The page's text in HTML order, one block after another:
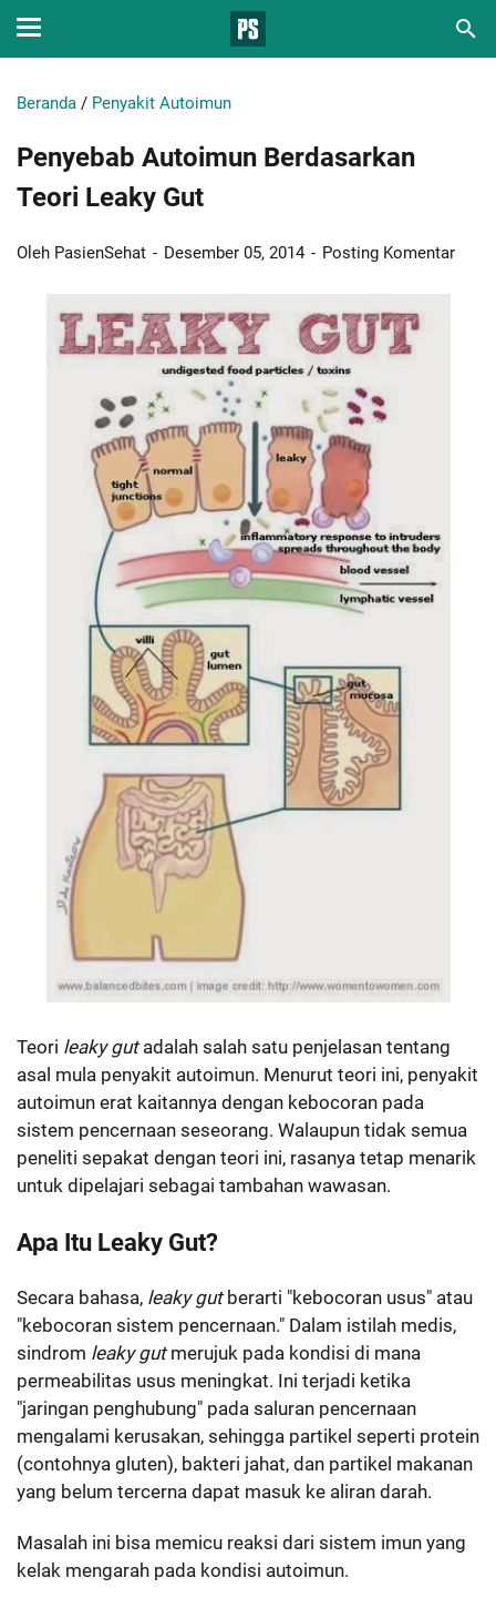
Beranda / Penyakit Autoimun
Penyebab Autoimun Berdasarkan
Teori Leaky Gut
Oleh PasienSehat Desember 05, 2014 Posting Komentar
Teori leaky gutadalah salah satu penjelasan tentang
asal mula penyakit autoimun. Menurut teori ini, penyakit
autoimun erat kaitannya dengan kebocoran pada
sistem pencernaan seseorang. Walaupun tidak semua
peneliti sepakat dengan teori ini, rasanya tetap menarik
untuk dipelajari sebagai tambahan wawasan.
Apa Itu Leaky Gut?
Secara bahasa, leaky gutberarti "kebocoran usus" atau
"kebocoran sistem pencernaan." Dalam istilah medis,
sindrom leaky gutmerujuk pada kondisi di mana
permeabilitas usus meningkat. Ini terjadi ketika
"jaringan penghubung" pada saluran pencernaan
mengalami kerusakan, sehingga partikel seperti protein
(contohnya gluten), bakteri jahat, dan partikel makanan
yang belum tercerna dapat masuk ke aliran darah.
Masalah ini bisa memicu reaksi dari sistem imun yang
kelak mengarah pada kondisi autoimun.